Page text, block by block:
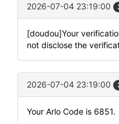
2026-07-04 23:19:00
[doudou]Your
not disclose the
2026-07-04 23:19:00
Your Arlo Code is 6851.